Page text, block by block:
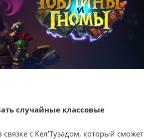
случайные классовые
с Кел’Тузадом, который сможет